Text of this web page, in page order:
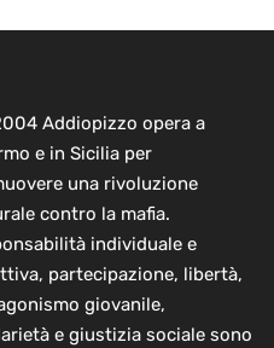
Addiopizzo opera a
e in Sicilia per
una rivoluzione
contro la mafia.
individuale e
partecipazione, libertà,
giovanile,
e giustizia sociale sono